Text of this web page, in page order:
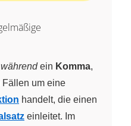
währendein Komma,
Fällen um eine
handelt, die einen
einleitet. Im